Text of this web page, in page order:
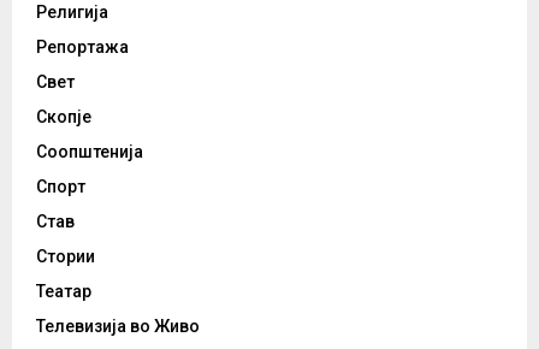
Религија
Репортажа
Свет
Скопје
Соопштенија
Спорт
Став
Стории
Театар
Телевизија во Живо